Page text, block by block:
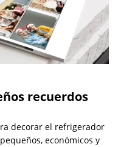
recuerdos
decorar el refrigerador
económicos y